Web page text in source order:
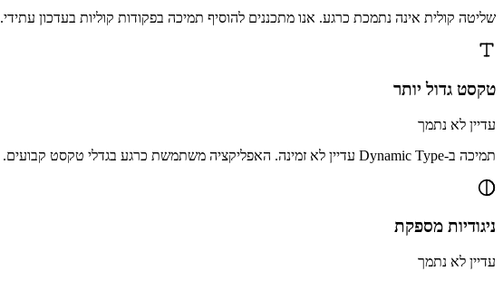
שליטה קולית אינה נתמכת כרגע. אנו מתכננים להוסיף תמיכה בפקודות קוליות בעדכון עתידי.
טקסט גדול יותר
עדיין לא נתמך
תמיכה ב-Dynamic Type עדיין לא זמינה. האפליקציה משתמשת כרגע בגדלי טקסט קבועים.
ניגודיות מספקת
עדיין לא נתמך